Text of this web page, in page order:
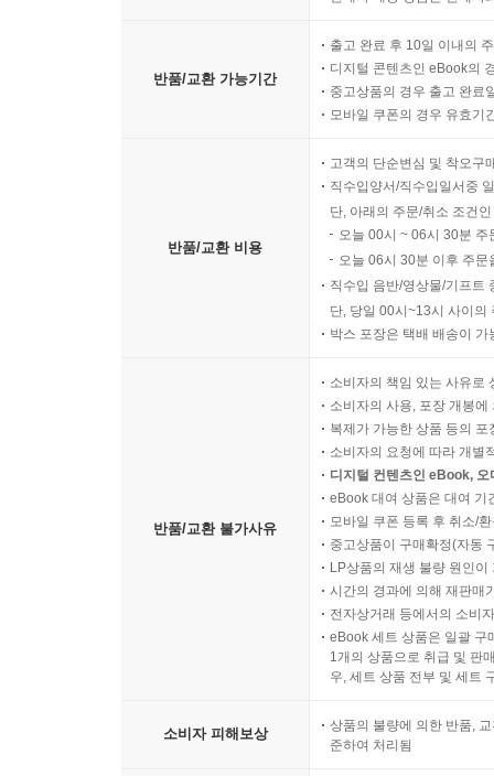
반품/교환 가능기간
출고 완료 후 10일 이내의
디지털 콘텐츠인 eBook의
중고상품의 경우 출고 완료
모바일 쿠폰의 경우 유효기
반품/교환 비용
고객의 단순변심 및 착오구
직수입양서/직수입일서중
단, 아래의 주문/취소 조건
오늘 00시 ~ 06시 30분
오늘 06시 30분 이후 주
직수입 음반/영상물/기프트
단, 당일 00시~13시 사이의
박스 포장은 택배 배송이
반품/교환 불가사유
소비자의 책임 있는 사유로
소비자의 사용, 포장 개봉
복제가 가능한 상품 등의
소비자의 요청에 따라 개별
디지털 컨텐츠인 eBook,
eBook 대여 상품은 대여 기
모바일 쿠폰 등록 후 취소/
중고상품이 구매확정(자동
LP상품의 재생 불량 원인
시간의 경과에 의해 재판매
전자상거래 등에서의 소비
eBook 세트 상품은 일괄 구
1개의 상품으로 취급 및 판
우, 세트 상품 전부 및 세트
소비자 피해보상
상품의 불량에 의한 반품,
준하여 처리됨